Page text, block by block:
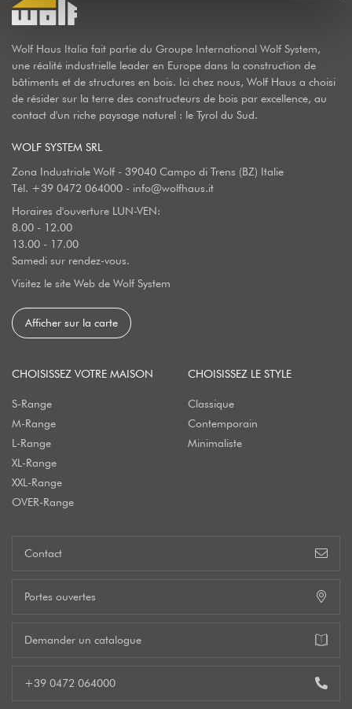
Wolf Haus Italia fait partie du Groupe International Wolf System,
une réalité industrielle leader en Europe dans la construction de
bâtiments et de structures en bois. Ici chez nous, Wolf Haus a choisi
de résider sur la terre des constructeurs de bois par excellence, au
contact d'un riche paysage naturel : le Tyrol du Sud.
WOLF SYSTEM SRL
Zona Industriale Wolf - 39040 Campo di Trens (BZ) Italie
Tél. +39 0472 064000 - info@wolfhaus.it
Horaires d'ouverture LUN-VEN:
8.00 - 12.00
13.00 - 17.00
Samedi sur rendez-vous.
Visitez le site Web de Wolf System
Afficher sur la carte
CHOISISSEZ VOTRE MAISON
S-Range
M-Range
L-Range
XL-Range
XXL-Range
OVER-Range
CHOISISSEZ LE STYLE
Classique
Contemporain
Minimaliste
Contact
Portes ouvertes
Demander un catalogue
+39 0472 064000